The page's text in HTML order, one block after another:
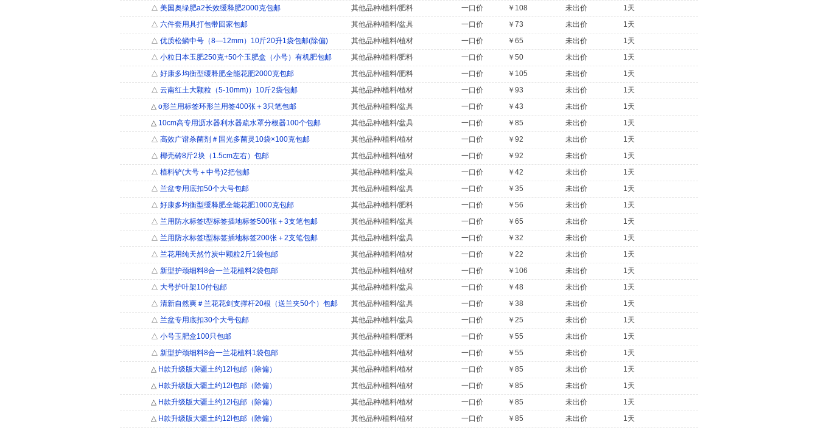
△ 美国奥绿肥a2长效缓释肥2000克包邮 其他品种/植料/肥料 一口价 ￥108 未出价
1天
△ 六件套用具打包带回家包邮 其他品种/植料/盆具 一口价 ￥73 未出价
1天
△ 优质松鳞中号（8―12mm）10斤20升1袋包邮(除偏) 其他品种/植料/植材 一口价 ￥65 未出价
1天
△ 小粒日本玉肥250克+50个玉肥盒（小号）有机肥包邮 其他品种/植料/肥料 一口价 ￥50 未出价
1天
△ 好康多均衡型缓释肥全能花肥2000克包邮 其他品种/植料/肥料 一口价 ￥105 未出价
1天
△ 云南红土大颗粒（5-10mm)）10斤2袋包邮 其他品种/植料/植材 一口价 ￥93 未出价
1天
△ o形兰用标签环形兰用签400张＋3只笔包邮 其他品种/植料/盆具 一口价 ￥43 未出价
1天
△ 10cm高专用沥水器利水器疏水罩分根器100个包邮 其他品种/植料/盆具 一口价 ￥85 未出价
1天
△ 高效广谱杀菌剂＃国光多菌灵10袋×100克包邮 其他品种/植料/植材 一口价 ￥92 未出价
1天
△ 椰壳砖8斤2块（1.5cm左右）包邮 其他品种/植料/植材 一口价 ￥92 未出价
1天
△ 植料铲(大号＋中号)2把包邮 其他品种/植料/盆具 一口价 ￥42 未出价
1天
△ 兰盆专用底扣50个大号包邮 其他品种/植料/盆具 一口价 ￥35 未出价
1天
△ 好康多均衡型缓释肥全能花肥1000克包邮 其他品种/植料/肥料 一口价 ￥56 未出价
1天
△ 兰用防水标签t型标签插地标签500张＋3支笔包邮 其他品种/植料/盆具 一口价 ￥65 未出价
1天
△ 兰用防水标签t型标签插地标签200张＋2支笔包邮 其他品种/植料/盆具 一口价 ￥32 未出价
1天
△ 兰花用纯天然竹炭中颗粒2斤1袋包邮 其他品种/植料/植材 一口价 ￥22 未出价
1天
△ 新型护颈细料8合一兰花植料2袋包邮 其他品种/植料/植材 一口价 ￥106 未出价
1天
△ 大号护叶架10付包邮 其他品种/植料/盆具 一口价 ￥48 未出价
1天
△ 清新自然爽＃兰花花剑支撑杆20根（送兰夹50个）包邮 其他品种/植料/盆具 一口价 ￥38 未出价
1天
△ 兰盆专用底扣30个大号包邮 其他品种/植料/盆具 一口价 ￥25 未出价
1天
△ 小号玉肥盒100只包邮 其他品种/植料/肥料 一口价 ￥55 未出价
1天
△ 新型护颈细料8合一兰花植料1袋包邮 其他品种/植料/植材 一口价 ￥55 未出价
1天
△ H款升级版大疆土约12l包邮（除偏） 其他品种/植料/植材 一口价 ￥85 未出价
1天
△ H款升级版大疆土约12l包邮（除偏） 其他品种/植料/植材 一口价 ￥85 未出价
1天
△ H款升级版大疆土约12l包邮（除偏） 其他品种/植料/植材 一口价 ￥85 未出价
1天
△ H款升级版大疆土约12l包邮（除偏） 其他品种/植料/植材 一口价 ￥85 未出价
1天